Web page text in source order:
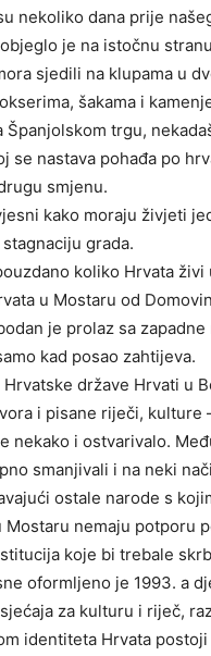
nekoliko dana prije
je na istočnu
sjedili na klupama u
šakama i
Španjolskom trgu,
se nastava pohađa po
smjenu.
kako moraju živjeti
grada.
koliko Hrvata
u Mostaru od
je prolaz sa
kad posao zahtijeva.
Hrvatske države Hrvati u
i pisane riječi,
nekako i ostvarivalo.
smanjivali i na neki
ostale narode s
Mostaru nemaju potporu
koje bi trebale
oformljeno je 1993. a
za kulturu i riječ,
identiteta Hrvata